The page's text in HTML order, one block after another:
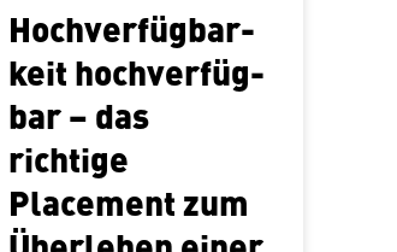
Hoch­ver­füg­bar­
keit hoch­ver­füg­
bar – das
richtige
Placement zum